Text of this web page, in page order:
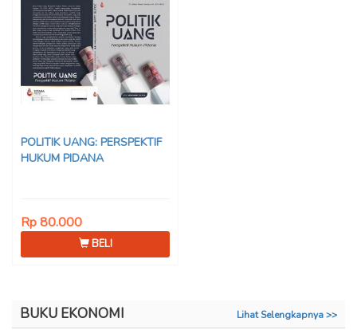
POLITIK UANG: PERSPEKTIF
HUKUM PIDANA
Rp 80.000
BELI
BUKU EKONOMI Lihat Selengkapnya >>